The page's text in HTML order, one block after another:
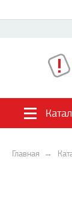
Главная